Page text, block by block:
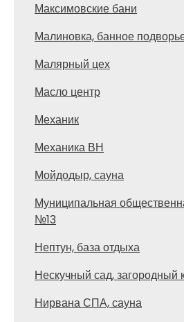
Максимовские бани
Малиновка, банное
Малярный цех
Масло центр
Механик
Механика ВН
Мойдодыр, сауна
Муниципальная
№13
Нептун, база отдыха
Нескучный сад, загородный
Нирвана СПА, сауна